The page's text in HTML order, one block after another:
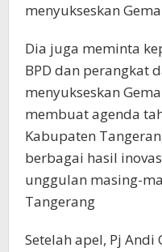
menyukseskan
Dia juga meminta
BPD dan perangkat
menyukseskan
membuat agenda
Kabupaten
berbagai hasil
unggulan masing-
Tangerang
Setelah apel, Pj